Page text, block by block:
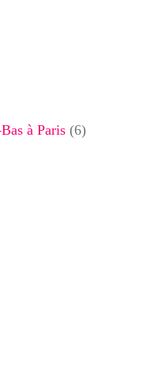
à Paris (6)